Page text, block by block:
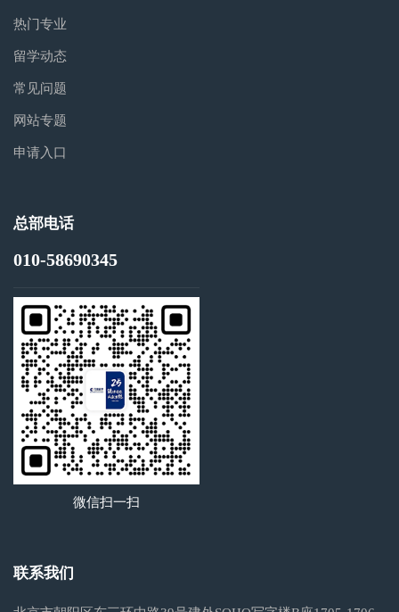
热门专业
留学动态
常见问题
网站专题
申请入口
总部电话
010-58690345
微信扫一扫
联系我们